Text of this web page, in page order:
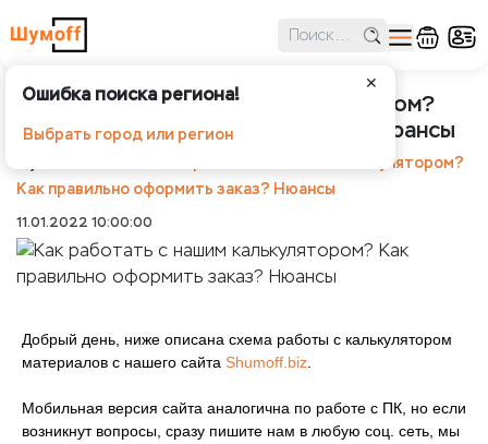
✕
Ошибка поиска региона!
Выбрать город или регион
Как работать с нашим калькулятором?
Как правильно оформить заказ? Нюансы
Как работать с нашим калькулятором?
Как правильно оформить заказ? Нюансы
11.01.2022 10:00:00
Добрый день, ниже описана схема работы с калькулятором
материалов с нашего сайта Shumoff.biz
Мобильная версия сайта аналогична по работе с ПК, но если
возникнут вопросы, сразу пишите нам в любую соц. сеть, мы